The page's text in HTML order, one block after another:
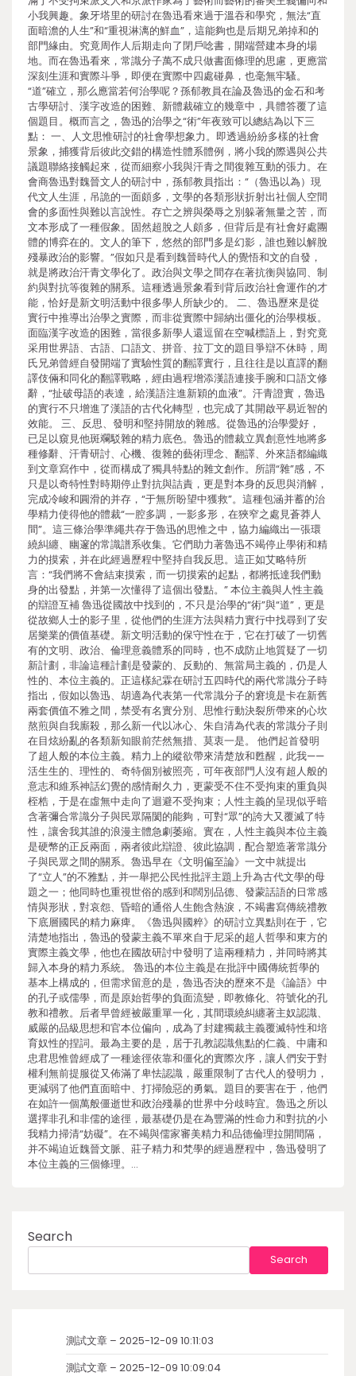
小我興趣。象牙塔里的研討在魯迅看來過于溫吞和學究，無法“直
面暗澹的人生”和“重視淋漓的鮮血”，這能夠也是后期兄弟掉和的
部門緣由。究竟周作人后期走向了閉戶唸書，開端營建本身的場
地。而在魯迅看來，常識分子萬不成只做書面條理的思慮，更應當
深刻生涯和實際斗爭，即便在實際中四處碰鼻，也毫無牢騷。
“道”確立，那么應當若何治學呢？孫郁教員在論及魯迅的金石和考
古學研討、漢字改造的困難、新體裁確立的幾章中，具體答覆了這
個題目。概而言之，魯迅的治學之“術”年夜致可以總結為以下三
點： 一、人文思惟研討的社會學想象力。即透過紛紛多樣的社會
景象，捕獲背后彼此交錯的構造性體系體例，將小我的際遇與公共
議題聯絡接觸起來，從而細察小我與汗青之間復雜互動的張力。在
會商魯迅對魏晉文人的研討中，孫郁教員指出：“（魯迅以為）現
代文人生涯，吊詭的一面頗多，文學的各類形狀折射出社個人空間
會的多面性與難以言說性。存亡之辨與榮辱之別躲著無量之苦，而
文本形成了一種假象。固然超脫之人頗多，但背后是有社會好處團
體的博弈在的。文人的筆下，悠然的部門多是幻影，誰也難以解脫
殘暴政治的影響。”假如只是看到魏晉時代人的覺悟和文的自發，
就是將政治汗青文學化了。政治與文學之間存在著抗衡與協同、制
約與對抗等復雜的關系。這種透過景象看到背后政治社會運作的才
能，恰好是新文明活動中很多學人所缺少的。 二、魯迅歷來是從
實行中推導出治學之實際，而非從實際中歸納出僵化的治學模板。
面臨漢字改造的困難，當很多新學人還逗留在空喊標語上，對究竟
采用世界語、古語、口語文、拼音、拉丁文的題目爭辯不休時，周
氏兄弟曾經自發開端了實驗性質的翻譯實行，且往往是以直譯的翻
譯伎倆和同化的翻譯戰略，經由過程增添漢語連接手腕和口語文修
辭，“扯破母語的表達，給漢語注進新穎的血液”。汗青證實，魯迅
的實行不只增進了漢語的古代化轉型，也完成了其開啟平易近智的
效能。 三、反思、發明和堅持開放的雜感。從魯迅的治學愛好，
已足以窺見他斑斕駁雜的精力底色。魯迅的體裁立異創意性地將多
種修辭、汗青研討、心機、復雜的藝術理念、翻譯、外來語都編織
到文章寫作中，從而構成了獨具特點的雜文創作。所謂“雜”感，不
只是以奇特性對時期停止對抗與詰責，更是對本身的反思與消解，
完成冷峻和圓滑的并存，“于無所盼望中獲救”。這種包涵并蓄的治
學精力使得他的體裁“一腔多調，一影多形，在狹窄之處見蒼莽人
間”。這三條治學準繩共存于魯迅的思惟之中，協力編織出一張環
繞糾纏、幽邃的常識譜系收集。它們助力著魯迅不竭停止學術和精
力的摸索，并在此經過歷程中堅持自我反思。這正如艾略特所
言：“我們將不會結束摸索，而一切摸索的起點，都將抵達我們動
身的出發點，并第一次懂得了這個出發點。” 本位主義與人性主義
的辯證互補 魯迅從國故中找到的，不只是治學的“術”與“道”，更是
從故鄉人士的影子里，從他們的生涯方法與精力實行中找尋到了安
居樂業的價值基礎。新文明活動的保守性在于，它在打破了一切舊
有的文明、政治、倫理意義體系的同時，也不成防止地質疑了一切
新計劃，非論這種計劃是發蒙的、反動的、無當局主義的，仍是人
性的、本位主義的。正這樣紀霖在研討五四時代的兩代常識分子時
指出，假如以魯迅、胡適為代表第一代常識分子的窘境是卡在新舊
兩套價值不雅之間，禁受有名實分別、思惟行動決裂所帶來的心坎
熬煎與自我廝殺，那么新一代以冰心、朱自清為代表的常識分子則
在目炫紛亂的各類新知眼前茫然無措、莫衷一是。 他們起首發明
了超人般的本位主義。精力上的縱欲帶來清楚放和甦醒，此我——
活生生的、理性的、奇特個別被照亮，可年夜部門人沒有超人般的
意志和維系神話幻覺的感情耐久力，更蒙受不住不受拘束的重負與
桎梏，于是在虛無中走向了迴避不受拘束；人性主義的呈現似乎暗
含著彌合常識分子與民眾隔閡的能夠，可對“眾”的誇大又覆滅了特
性，讓舍我其誰的浪漫主體急劇萎縮。實在，人性主義與本位主義
是硬幣的正反兩面，兩者彼此辯證、彼此協調，配合塑造著常識分
子與民眾之間的關系。魯迅早在《文明偏至論》一文中就提出
了“立人”的不雅點，并一舉把公民性批評主題上升為古代文學的母
題之一；他同時也重視世俗的感到和闊別品德、發蒙話語的日常感
情與形狀，對哀怨、昏暗的通俗人生飽含熱淚，不竭書寫傳統禮教
下底層國民的精力麻痺。《魯迅與國粹》的研討立異點則在于，它
清楚地指出，魯迅的發蒙主義不單來自于尼采的超人哲學和東方的
實際主義文學，他也在國故研討中發明了這兩種精力，并同時將其
歸入本身的精力系統。 魯迅的本位主義是在批評中國傳統哲學的
基本上構成的，但需求留意的是，魯迅否決的歷來不是《論語》中
的孔子或儒學，而是原始哲學的負面流變，即教條化、符號化的孔
教和禮教。后者早曾經被嚴重單一化，其間環繞糾纏著主奴認識、
威嚴的品級思想和官本位偏向，成為了封建獨裁主義覆滅特性和培
育奴性的捏詞。最為主要的是，居于孔教認識焦點的仁義、中庸和
忠君思惟曾經成了一種途徑依靠和僵化的實際次序，讓人們安于對
權利無前提服從又佈滿了卑怯認識，嚴重限制了古代人的發明力，
更減弱了他們直面暗中、打掃險惡的勇氣。題目的要害在于，他們
在如許一個萬般僵逝世和政治殘暴的世界中分歧時宜。魯迅之所以
選擇非孔和非儒的途徑，最基礎仍是在為豐滿的性命力和對抗的小
我精力掃清“妨礙”。在不竭與儒家審美精力和品德倫理拉開間隔，
并不竭迫近魏晉文脈、莊子精力和梵學的經過歷程中，魯迅發明了
本位主義的三個條理。…
Search
Search
測試文章 – 2025-12-09 10:11:03
測試文章 – 2025-12-09 10:09:04